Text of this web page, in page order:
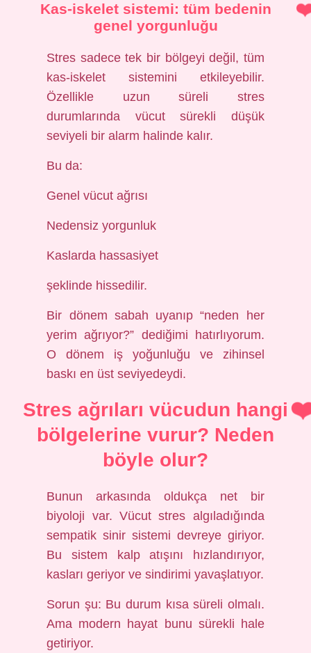
Kas-iskelet sistemi: tüm bedenin
genel yorgunluğu
Stres sadece tek bir bölgeyi değil, tüm
kas-iskelet sistemini etkileyebilir.
Özellikle uzun süreli stres
durumlarında vücut sürekli düşük
seviyeli bir alarm halinde kalır.
Bu da:
Genel vücut ağrısı
Nedensiz yorgunluk
Kaslarda hassasiyet
şeklinde hissedilir.
Bir dönem sabah uyanıp “neden her
yerim ağrıyor?” dediğimi hatırlıyorum.
O dönem iş yoğunluğu ve zihinsel
baskı en üst seviyedeydi.
Stres ağrıları vücudun hangi
bölgelerine vurur? Neden
böyle olur?
Bunun arkasında oldukça net bir
biyoloji var. Vücut stres algıladığında
sempatik sinir sistemi devreye giriyor.
Bu sistem kalp atışını hızlandırıyor,
kasları geriyor ve sindirimi yavaşlatıyor.
Sorun şu: Bu durum kısa süreli olmalı.
Ama modern hayat bunu sürekli hale
getiriyor.